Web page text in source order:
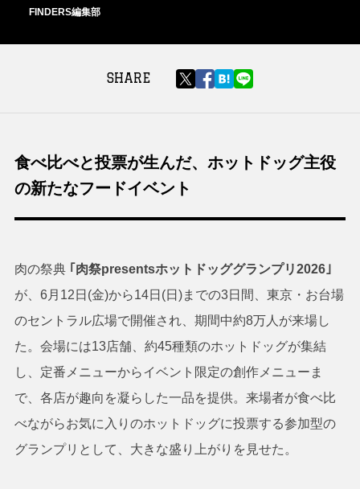
FINDERS編集部
SHARE
食べ比べと投票が生んだ、ホットドッグ主役
の新たなフードイベント
肉の祭典 ｢肉祭presentsホットドッググランプリ2026｣
が、6月12日(金)から14日(日)までの3日間、東京・お台場
のセントラル広場で開催され、期間中約8万人が来場し
た。会場には13店舗、約45種類のホットドッグが集結
し、定番メニューからイベント限定の創作メニューま
で、各店が趣向を凝らした一品を提供。来場者が食べ比
べながらお気に入りのホットドッグに投票する参加型の
グランプリとして、大きな盛り上がりを見せた。